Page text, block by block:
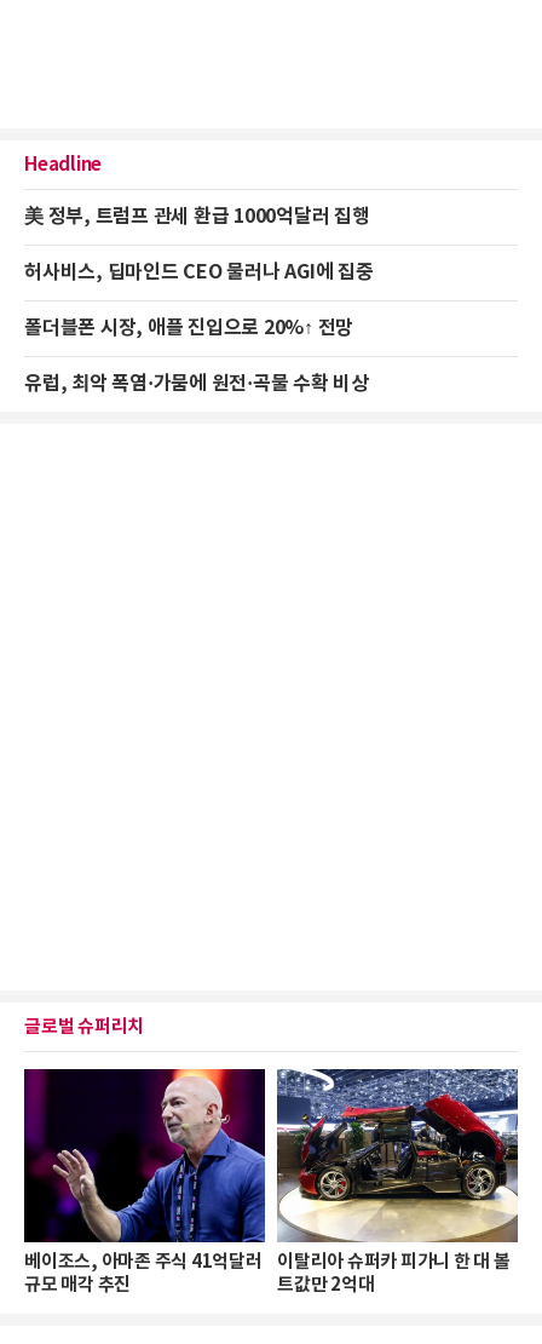
Headline
美 정부, 트럼프 관세 환급 1000억달러 집행
허사비스, 딥마인드 CEO 물러나 AGI에 집중
폴더블폰 시장, 애플 진입으로 20%↑ 전망
유럽, 최악 폭염·가뭄에 원전·곡물 수확 비상
글로벌 슈퍼리치
베이조스, 아마존 주식 41억달러
규모 매각 추진
이탈리아 슈퍼카 피가니 한 대 볼
트값만 2억대